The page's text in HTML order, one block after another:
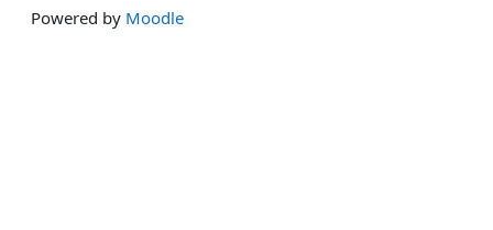
Powered by Moodle